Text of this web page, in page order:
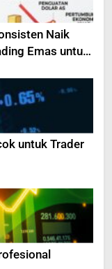
Naik
Emas untuk
untuk Trader